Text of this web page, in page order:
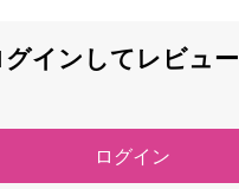
インしてレビュ
ログイン